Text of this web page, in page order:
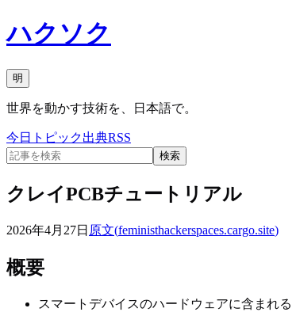
ハクソク
明
世界を動かす技術を、日本語で。
今日 トピック出典RSS
検索
クレイPCBチュートリアル
2026年4月27日 原文(feministhackerspaces.cargo.site)
概要
スマートデバイスのハードウェアに含まれる